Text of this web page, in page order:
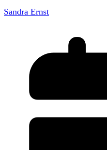
Sandra Ernst